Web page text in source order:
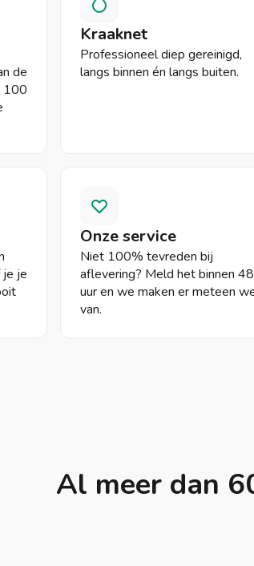
de
100
Kraaknet
Professioneel diep gereinigd,
langs binnen én langs buiten.
je
Onze service
Niet 100% tevreden bij
aflevering? Meld het binnen 48
uur en we maken er meteen
van.
Al meer dan